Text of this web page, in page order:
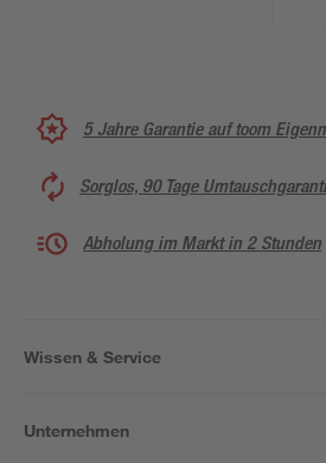
5 Jahre Garantie auf toom
Sorglos, 90 Tage
Abholung im Markt in 2 Stunden
Wissen & Service
Unternehmen